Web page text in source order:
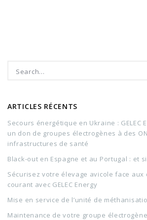
ARTICLES RÉCENTS
Secours énergétique en Ukraine : GELEC
un don de groupes électrogènes à des
infrastructures de santé
Black-out en Espagne et au Portugal : et
Sécurisez votre élevage avicole face aux
courant avec GELEC Energy
Mise en service de l’unité de
Maintenance de votre groupe